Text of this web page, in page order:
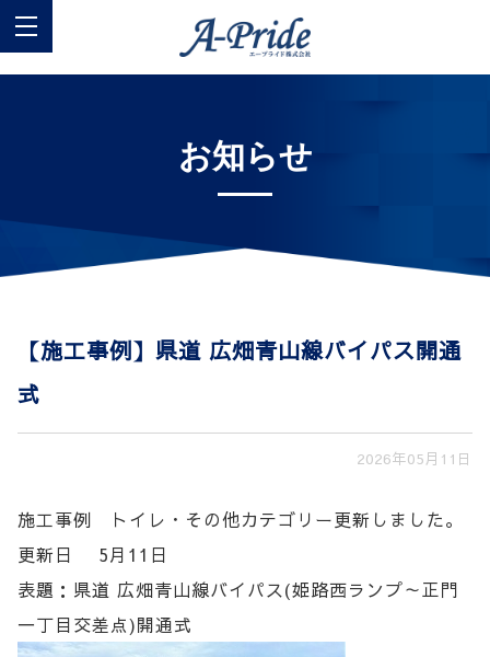
お知らせ
【施工事例】県道 広畑青山線バイパス開通
式
2026年05月11日
施工事例 トイレ・その他カテゴリー更新しました。
更新日 5月11日
表題：県道 広畑青山線バイパス(姫路西ランプ～正門
一丁目交差点)開通式